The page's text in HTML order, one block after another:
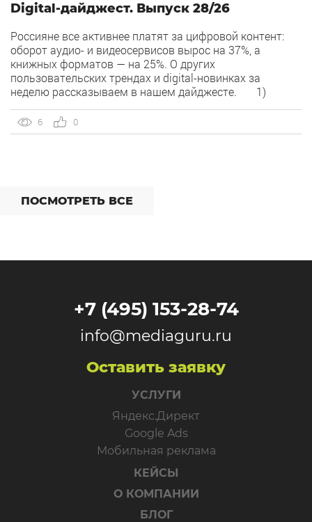
Digital-дайджест. Выпуск 28/26
Россияне все активнее платят за цифровой контент:
оборот аудио- и видеосервисов вырос на 37%, а
книжных форматов — на 25%. О других
пользовательских трендах и digital-новинках за
неделю рассказываем в нашем дайджесте. 1)
Яндекса. Рекламная сеть Яндекса запускает формат
Overlay, который показывает рекламу поверх контента,
6 0
ПОСМОТРЕТЬ ВСЕ
+7 (495) 153-28-74
info@mediaguru.ru
Оставить заявку
УСЛУГИ
Яндекс.Директ
Google Ads
Мобильная реклама
КЕЙСЫ
О КОМПАНИИ
БЛОГ